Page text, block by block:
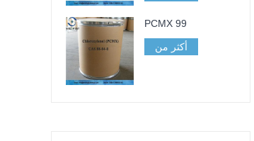
PCMX 99
أكثر من